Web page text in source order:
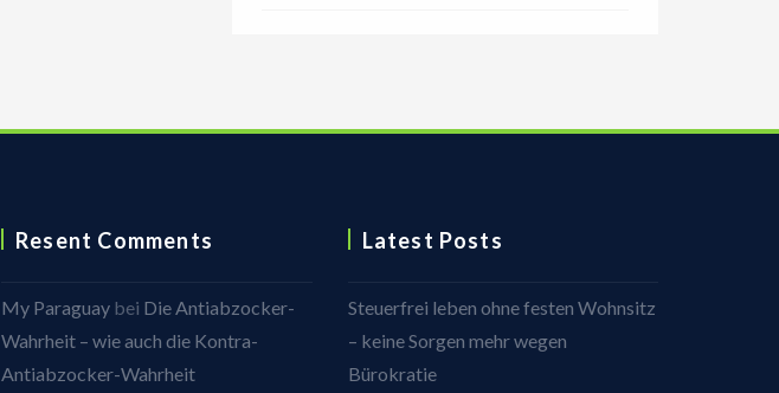
Resent Comments
My Paraguay bei Die Antiabzocker-
Wahrheit – wie auch die Kontra-
Antiabzocker-Wahrheit
Latest Posts
Steuerfrei leben ohne festen Wohnsitz
– keine Sorgen mehr wegen
Bürokratie